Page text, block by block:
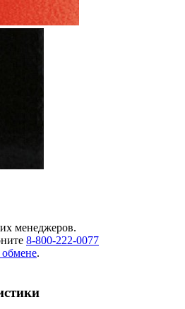
менеджеров.
8-800-222-0077
обмене.